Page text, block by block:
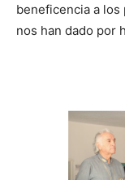
beneficencia a los
nos han dado por